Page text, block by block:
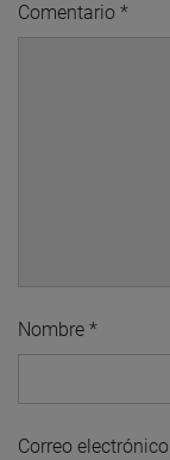
Comentario *
Nombre *
Correo electrónico